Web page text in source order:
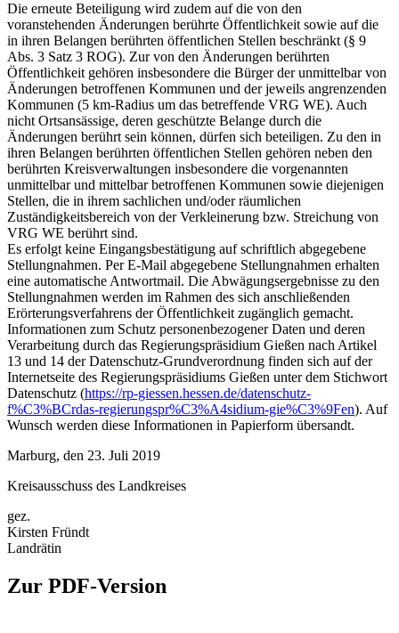
Die erneute Beteiligung wird zudem auf die von den
voranstehenden Änderungen berührte Öffentlichkeit sowie auf die
in ihren Belangen berührten öffentlichen Stellen beschränkt (§ 9
Abs. 3 Satz 3 ROG). Zur von den Änderungen berührten
Öffentlichkeit gehören insbesondere die Bürger der unmittelbar von
Änderungen betroffenen Kommunen und der jeweils angrenzenden
Kommunen (5 km-Radius um das betreffende VRG WE). Auch
nicht Ortsansässige, deren geschützte Belange durch die
Änderungen berührt sein können, dürfen sich beteiligen. Zu den in
ihren Belangen berührten öffentlichen Stellen gehören neben den
berührten Kreisverwaltungen insbesondere die vorgenannten
unmittelbar und mittelbar betroffenen Kommunen sowie diejenigen
Stellen, die in ihrem sachlichen und/oder räumlichen
Zuständigkeitsbereich von der Verkleinerung bzw. Streichung von
VRG WE berührt sind.
Es erfolgt keine Eingangsbestätigung auf schriftlich abgegebene
Stellungnahmen. Per E-Mail abgegebene Stellungnahmen erhalten
eine automatische Antwortmail. Die Abwägungsergebnisse zu den
Stellungnahmen werden im Rahmen des sich anschließenden
Erörterungsverfahrens der Öffentlichkeit zugänglich gemacht.
Informationen zum Schutz personenbezogener Daten und deren
Verarbeitung durch das Regierungspräsidium Gießen nach Artikel
13 und 14 der Datenschutz-Grundverordnung finden sich auf der
Internetseite des Regierungspräsidiums Gießen unter dem Stichwort
Datenschutz (https://rp-giessen.hessen.de/datenschutz-
f%C3%BCrdas-regierungspr%C3%A4sidium-gie%C3%9Fen). Auf
Wunsch werden diese Informationen in Papierform übersandt.
Marburg, den 23. Juli 2019
Kreisausschuss des Landkreises
gez.
Kirsten Fründt
Landrätin
Zur PDF-Version